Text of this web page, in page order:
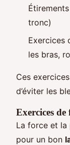
tronc)
Exercices
les bras,
Ces
d’éviter les
Exercices de
La force et la
pour un bon